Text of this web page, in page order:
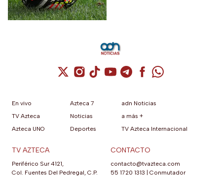
Cuenta de X / Twitter (se abre en una
Cuenta de Instagram (se abre en una
Cuenta de TikTok (se abre en
Cuenta de YouTube (se abre
Cuenta de Telegram (se
Cuenta de
Cuenta de
En vivo
TV Azteca
Azteca UNO
Azteca 7
Noticias
Deportes
adn Noticias
a más +
TV Azteca Internacional
TV AZTECA
Periférico Sur 4121,
Col. Fuentes Del Pedregal, C.P.
CONTACTO
contacto@tvazteca.com
55 1720 1313
Conmutador